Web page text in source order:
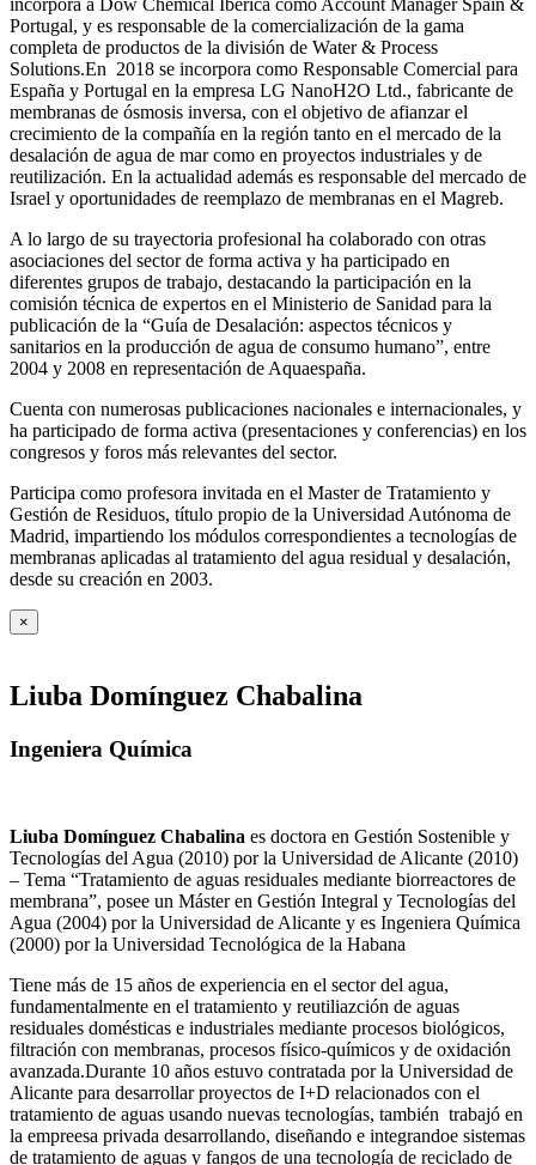
incorpora a Dow Chemical Ibérica como Account Manager Spain &
Portugal, y es responsable de la comercialización de la gama
completa de productos de la división de Water & Process
Solutions.En 2018 se incorpora como Responsable Comercial para
España y Portugal en la empresa LG NanoH2O Ltd., fabricante de
membranas de ósmosis inversa, con el objetivo de afianzar el
crecimiento de la compañía en la región tanto en el mercado de la
desalación de agua de mar como en proyectos industriales y de
reutilización. En la actualidad además es responsable del mercado de
Israel y oportunidades de reemplazo de membranas en el Magreb.
A lo largo de su trayectoria profesional ha colaborado con otras
asociaciones del sector de forma activa y ha participado en
diferentes grupos de trabajo, destacando la participación en la
comisión técnica de expertos en el Ministerio de Sanidad para la
publicación de la “Guía de Desalación: aspectos técnicos y
sanitarios en la producción de agua de consumo humano”, entre
2004 y 2008 en representación de Aquaespaña.
Cuenta con numerosas publicaciones nacionales e internacionales, y
ha participado de forma activa (presentaciones y conferencias) en los
congresos y foros más relevantes del sector.
Participa como profesora invitada en el Master de Tratamiento y
Gestión de Residuos, título propio de la Universidad Autónoma de
Madrid, impartiendo los módulos correspondientes a tecnologías de
membranas aplicadas al tratamiento del agua residual y desalación,
desde su creación en 2003.
×
Liuba Domínguez Chabalina
Ingeniera Química
Liuba Domínguez Chabalina es doctora en Gestión Sostenible y
Tecnologías del Agua (2010) por la Universidad de Alicante (2010)
– Tema “Tratamiento de aguas residuales mediante biorreactores de
membrana”, posee un Máster en Gestión Integral y Tecnologías del
Agua (2004) por la Universidad de Alicante y es Ingeniera Química
(2000) por la Universidad Tecnológica de la Habana
Tiene más de 15 años de experiencia en el sector del agua,
fundamentalmente en el tratamiento y reutiliazción de aguas
residuales domésticas e industriales mediante procesos biológicos,
filtración con membranas, procesos físico-químicos y de oxidación
avanzada.Durante 10 años estuvo contratada por la Universidad de
Alicante para desarrollar proyectos de I+D relacionados con el
tratamiento de aguas usando nuevas tecnologías, también trabajó en
la empreesa privada desarrollando, diseñando e integrandoe sistemas
de tratamiento de aguas y fangos de una tecnología de reciclado de